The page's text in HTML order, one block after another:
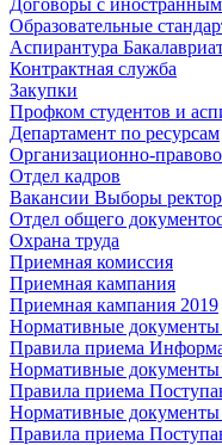
Образовательные
Аспирантура
Контрактная служба
Закупки
Профком студентов и
Департамент по ресурсам
Организационно-
Отдел кадров
Вакансии Выборы
Отдел общего
Охрана труда
Приемная комиссия
Приемная кампания
Приемная кампания 2019
Нормативные документы
Правила приема
Нормативные документы
Правила приема
Нормативные
Правила приема